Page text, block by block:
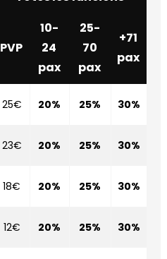
PVP
10-
24
pax
25-
70
pax
+71
pax
25€ 20% 25% 30%
23€ 20% 25% 30%
18€ 20% 25% 30%
12€ 20% 25% 30%